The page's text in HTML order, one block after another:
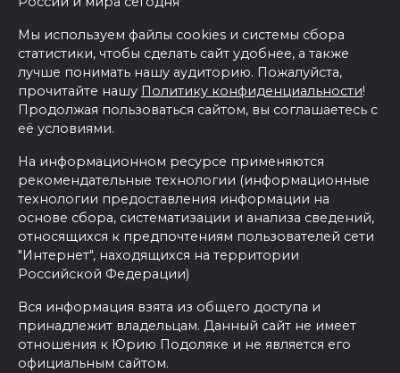
Мы используем файлы cookies и системы сбора
статистики, чтобы сделать сайт удобнее, а также
лучше понимать нашу аудиторию. Пожалуйста,
прочитайте нашу Политику конфиденциальности!
Продолжая пользоваться сайтом, вы соглашаетесь с
её условиями.
На информационном ресурсе применяются
рекомендательные технологии (информационные
технологии предоставления информации на
основе сбора, систематизации и анализа сведений,
относящихся к предпочтениям пользователей сети
"Интернет", находящихся на территории
Российской Федерации)
Вся информация взята из общего доступа и
принадлежит владельцам. Данный сайт не имеет
отношения к Юрию Подоляке и не является его
официальным сайтом.